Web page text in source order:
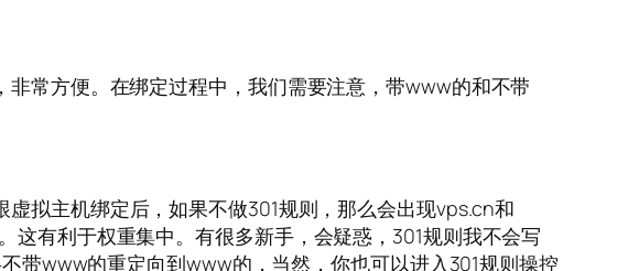
常方便。在绑定过程中，我们需要注意，带www的和不带
拟主机绑定后，如果不做301规则，那么会出现vps.cn和
有利于权重集中。有很多新手，会疑惑，301规则我不会写
带www的重定向到www的，当然，你也可以进入301规则操控